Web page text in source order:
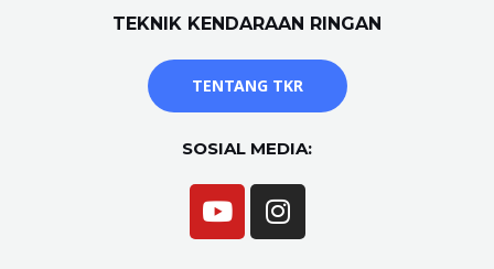
TEKNIK KENDARAAN RINGAN
TENTANG TKR
SOSIAL MEDIA: